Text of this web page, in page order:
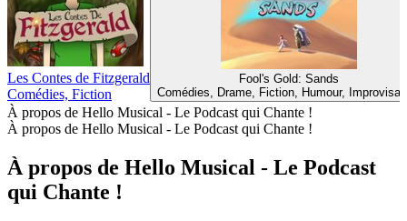
Les Contes de Fitzgerald
Comédies, Fiction
Fool's Gold: Sands
Comédies, Drame, Fiction, Humour,
À propos de Hello Musical - Le Podcast qui Chante !
À propos de Hello Musical - Le Podcast qui Chante !
À propos de Hello Musical - Le Podcast
qui Chante !